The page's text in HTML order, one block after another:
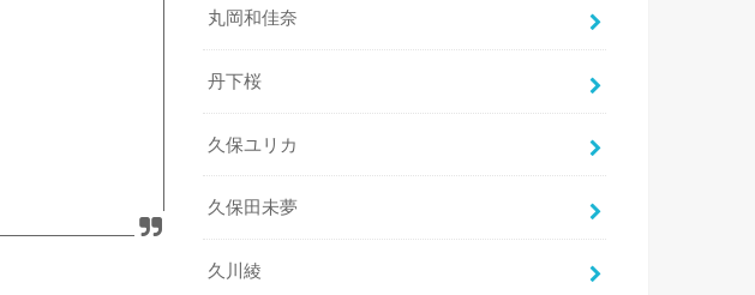
丸岡和佳奈
丹下桜
久保ユリカ
久保田未夢
久川綾